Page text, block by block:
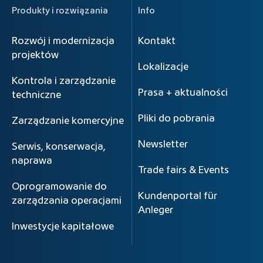
Produkty i rozwiązania
Rozwój i modernizacja
projektów
Kontrola i zarządzanie
techniczne
Zarządzanie komercyjne
Serwis, konserwacja,
naprawa
Oprogramowanie do
zarządzania operacjami
Inwestycje kapitałowe
Info
Kontakt
Lokalizacje
Prasa + aktualności
Pliki do pobrania
Newsletter
Trade fairs & Events
Kundenportal für
Anleger